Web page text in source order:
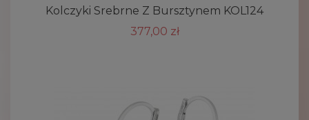
Kolczyki Srebrne Z Bursztynem KOL124
377,00 zł